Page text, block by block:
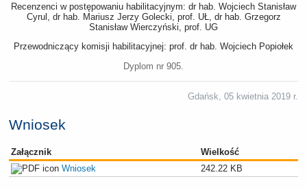
Recenzenci w postępowaniu habilitacyjnym: dr hab. Wojciech Stanisław
Cyrul, dr hab. Mariusz Jerzy Golecki, prof. UŁ, dr hab. Grzegorz
Stanisław Wierczyński, prof. UG
Przewodniczący komisji habilitacyjnej: prof. dr hab. Wojciech Popiołek
Dyplom nr 905.
Gdańsk, 05 kwietnia 2019 r.
Wniosek
Załącznik
Wielkość
Wniosek
242.22 KB